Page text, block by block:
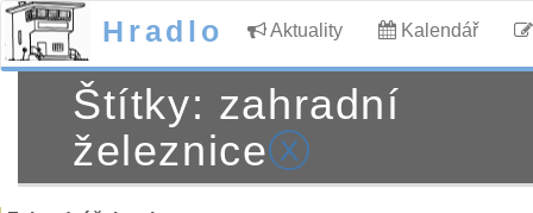
Hradlo Aktuality Kalendář
Štítky: zahradní
železniceⓧ